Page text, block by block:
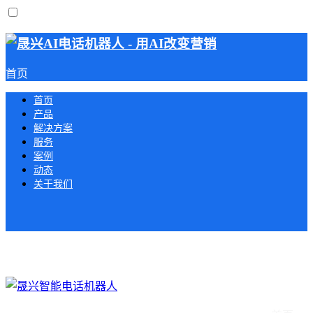
首页
首页
产品
解决方案
服务
案例
动态
关于我们